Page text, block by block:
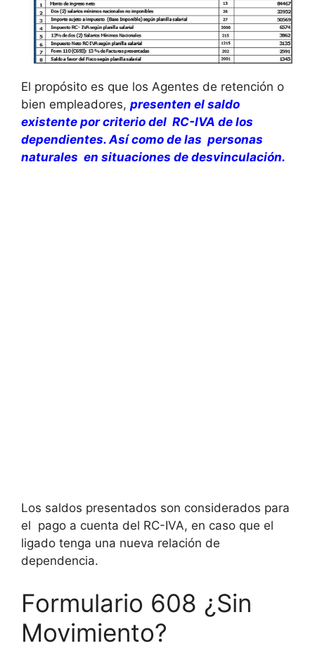
El propósito es que los Agentes de retención o
bien empleadores, presenten el saldo
existente por criterio del RC-IVA de los
dependientes. Así como de las personas
naturales en situaciones de desvinculación.
Los saldos presentados son considerados para
el pago a cuenta del RC-IVA, en caso que el
ligado tenga una nueva relación de
dependencia.
Formulario 608 ¿Sin
Movimiento?